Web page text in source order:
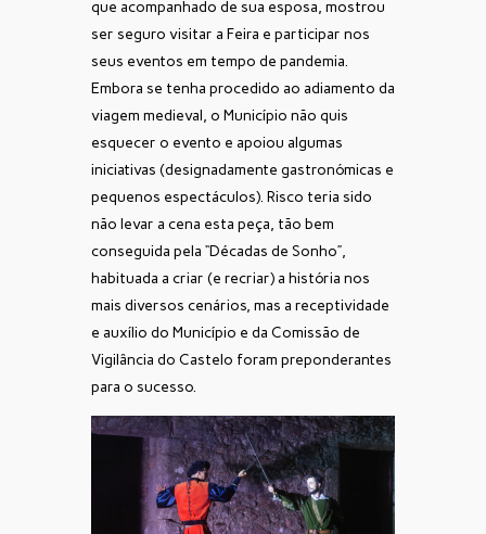
que acompanhado de sua esposa, mostrou
ser seguro visitar a Feira e participar nos
seus eventos em tempo de pandemia.
Embora se tenha procedido ao adiamento da
viagem medieval, o Município não quis
esquecer o evento e apoiou algumas
iniciativas (designadamente gastronómicas e
pequenos espectáculos). Risco teria sido
não levar a cena esta peça, tão bem
conseguida pela “Décadas de Sonho”,
habituada a criar (e recriar) a história nos
mais diversos cenários, mas a receptividade
e auxílio do Município e da Comissão de
Vigilância do Castelo foram preponderantes
para o sucesso.